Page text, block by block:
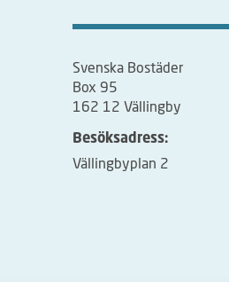
Svenska Bostäder
Box 95
162 12 Vällingby
Besöksadress:
Vällingbyplan 2